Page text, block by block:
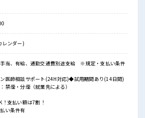
レンダー)
当、有給、通勤交通費別途支給 ※規定・支払い条件
医師相談サポート(24H対応)◆試用期間あり(14日間)
禁煙・分煙（就業先による）
支払い額は7割！
い条件有